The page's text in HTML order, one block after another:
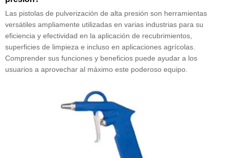
Las pistolas de pulverización de alta presión son herramientas
versátiles ampliamente utilizadas en varias industrias para su
eficiencia y efectividad en la aplicación de recubrimientos,
superficies de limpieza e incluso en aplicaciones agrícolas.
Comprender sus funciones y beneficios puede ayudar a los
usuarios a aprovechar al máximo este poderoso equipo.